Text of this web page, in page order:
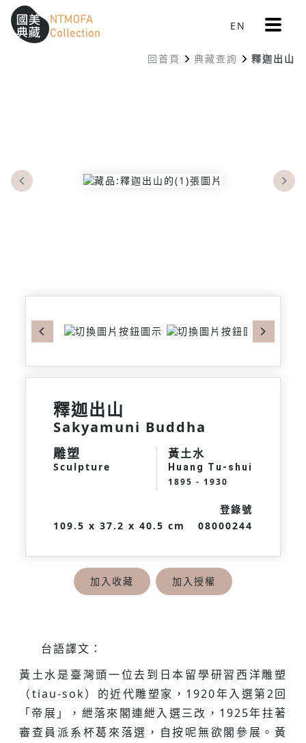
跳到中間主要內容區
網站導覽
::: EN 更
多
單
回首頁 典藏查詢 釋迦出山
釋迦出山
Sakyamuni Buddha
雕塑
Sculpture
黃土水
Huang Tu-shui
1895 - 1930
109.5 x 37.2 x 40.5 cm
登錄號
08000244
加入收藏 加入授權
台語譯文：
黃土水是臺灣頭一位去到日本留學研習西洋雕塑
（tiau-sok）的近代雕塑家，1920年入選第2回
「帝展」，紲落來閣連紲入選三改，1925年拄著
審查員派系杯葛來落選，自按呢無欲閣參展。黃